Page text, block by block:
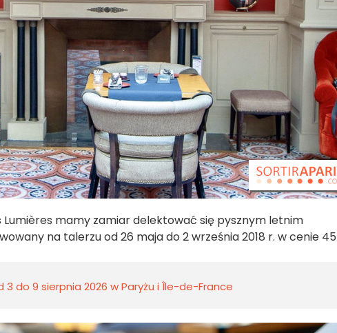
Lumières mamy zamiar delektować się pysznym letnim
na talerzu od 26 maja do 2 września 2018 r. w cenie
do 9 sierpnia 2026 w Paryżu i Île-de-France